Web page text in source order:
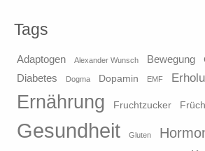
Tags
Adaptogen Alexander Wunsch Bewegung
Diabetes Dogma Dopamin EMF
Ernährung Fruchtzucker
Gesundheit Gluten